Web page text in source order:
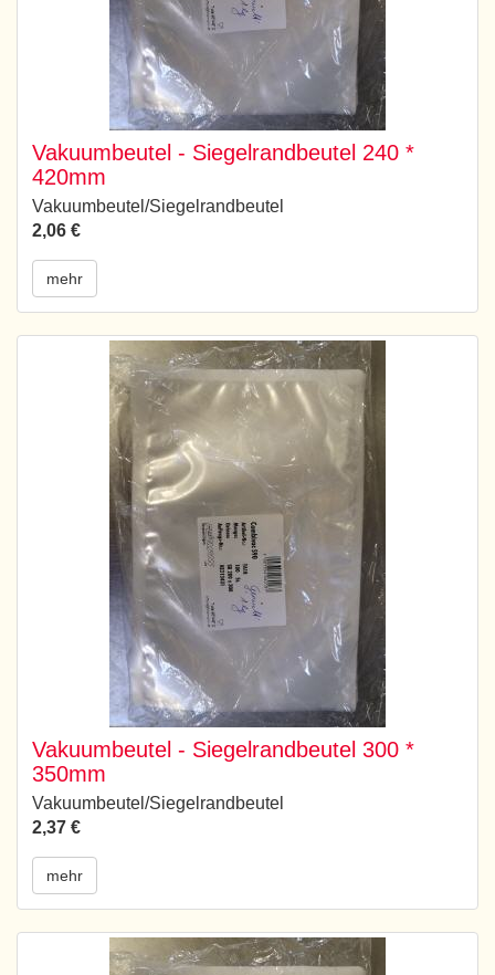
Vakuumbeutel - Siegelrandbeutel 240 *
420mm
Vakuumbeutel/Siegelrandbeutel
2,06 €
mehr
Vakuumbeutel - Siegelrandbeutel 300 *
350mm
Vakuumbeutel/Siegelrandbeutel
2,37 €
mehr